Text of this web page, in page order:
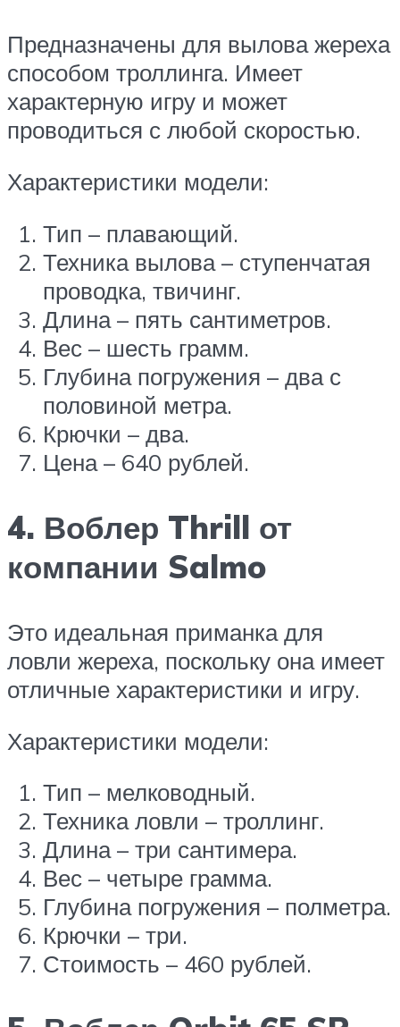
Предназначены для вылова жереха
способом троллинга. Имеет
характерную игру и может
проводиться с любой скоростью.
Характеристики модели:
Тип – плавающий.
Техника вылова – ступенчатая
проводка, твичинг.
Длина – пять сантиметров.
Вес – шесть грамм.
Глубина погружения – два с
половиной метра.
Крючки – два.
Цена – 640 рублей.
4. Воблер Thrill от
компании Salmo
Это идеальная приманка для
ловли жереха, поскольку она имеет
отличные характеристики и игру.
Характеристики модели:
Тип – мелководный.
Техника ловли – троллинг.
Длина – три сантимера.
Вес – четыре грамма.
Глубина погружения – полметра.
Крючки – три.
Стоимость – 460 рублей.